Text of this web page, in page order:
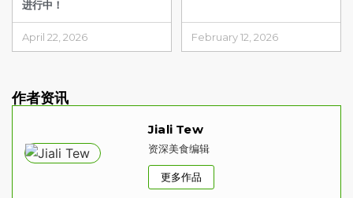
进行中！
April 22, 2026 February 12, 2026
作者资讯
Jiali Tew
资深美食编辑
更多作品